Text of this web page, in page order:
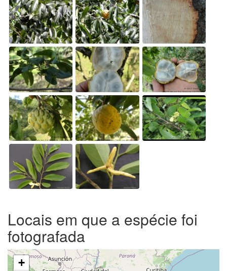
Locais em que a espécie foi
fotografada
+